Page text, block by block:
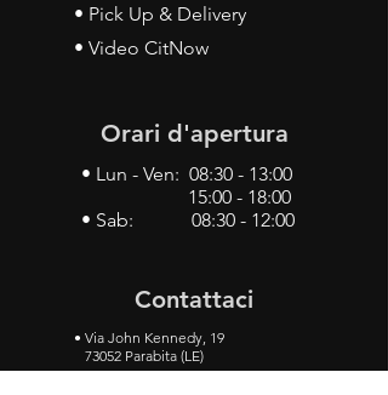
• Pick Up & Delivery
• Video CitNow
Orari d'apertura
• Lun - Ven: 08:30 - 13:00
15:00 - 18:00
• Sab: 08:30 - 12:00
Contattaci
• Via John Kennedy, 19
73052 Parabita (LE)